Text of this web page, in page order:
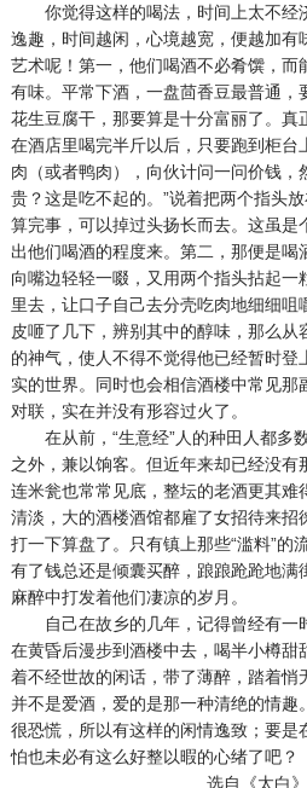
你觉得这样的喝法，时间上太不经
逸趣，时间越闲，心境越宽，便越加有
艺术呢！第一，他们喝酒不必肴馔，而
有味。平常下酒，一盘茴香豆最普通，
花生豆腐干，那要算是十分富丽了。真
在酒店里喝完半斤以后，只要跑到柜台
肉（或者鸭肉），向伙计问一问价钱，
贵？这是吃不起的。”说着把两个指头
算完事，可以掉过头扬长而去。这虽是
出他们喝酒的程度来。第二，那便是
向嘴边轻轻一啜，又用两个指头拈起一
里去，让口子自己去分壳吃肉地细细
皮咂了几下，辨别其中的醇味，那么从
的神气，使人不得不觉得他已经暂时
实的世界。同时也会相信酒楼中常见那
对联，实在并没有形容过火了。
在从前，“生意经”人的种田人都多
之外，兼以饷客。但近年来却已经没有
连米瓮也常常见底，整坛的老酒更其难
清淡，大的酒楼酒馆都雇了女招待来招
打一下算盘了。只有镇上那些“滥料”的
有了钱总还是倾囊买醉，踉踉跄跄地满
麻醉中打发着他们凄凉的岁月。
自己在故乡的几年，记得曾经有一
在黄昏后漫步到酒楼中去，喝半小樽甜
着不经世故的闲话，带了薄醉，踏着
并不是爱酒，爱的是那一种清绝的情
很恐慌，所以有这样的闲情逸致；要是
怕也未必有这么好整以暇的心绪了吧？
选自《太白